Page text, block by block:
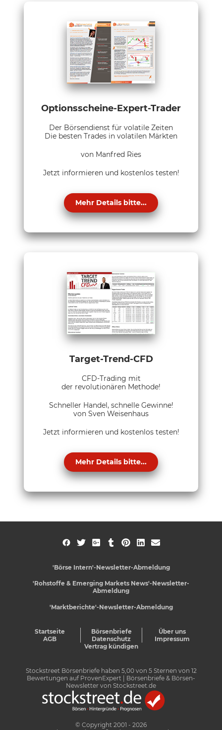
Optionsscheine-Expert-Trader
Der Börsendienst für volatile Zeiten
Die besten Trades in volatilen Märkten
von Manfred Ries
Jetzt informieren und kostenlos testen!
Mehr Details bitte...
Target-Trend-CFD
CFD-Trading mit
der revolutionären Methode!
Schneller Handel, schnelle Gewinne!
von Sven Weisenhaus
Jetzt informieren und kostenlos testen!
Mehr Details bitte...
'Börse Intern'-Newsletter-Abmeldung
'Rohstoffe & Emerging Markets News'-Newsletter-
Abmeldung
'Marktberichte'-Newsletter-Abmeldung
Startseite Börsenbriefe
Über uns
AGB
Datenschutz
Impressum
Vertrag kündigen
Stockstreet Börsenbriefe haben 5,00von 5Sternen von 12
Bewertungen auf ProvenExpert
| Börsenbriefe & Börsen-
Newsletter von Stockstreet.de
© Copyright 2001 - 2026